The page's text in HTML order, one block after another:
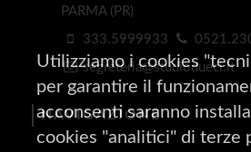
PARMA (PR)
333.5999933
segreteria@studiodueci.it
NAVIGAZIONE
Utilizziamo i cookies
per garantire il
acconsenti saranno
cookies "analitici" di terze